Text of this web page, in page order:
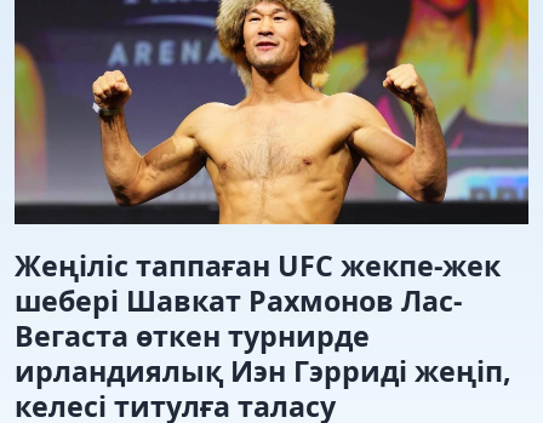
Жеңіліс таппаған UFC жекпе-жек
шебері Шавкат Рахмонов Лас-
Вегаста өткен турнирде
ирландиялық Иэн Гэрриді жеңіп,
келесі титулға таласу